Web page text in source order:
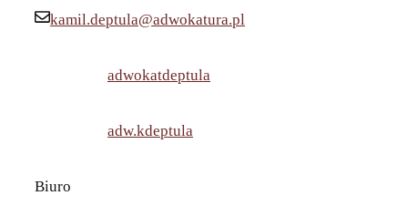
kamil.deptula@adwokatura.pl
adwokatdeptula
adw.kdeptula
Biuro